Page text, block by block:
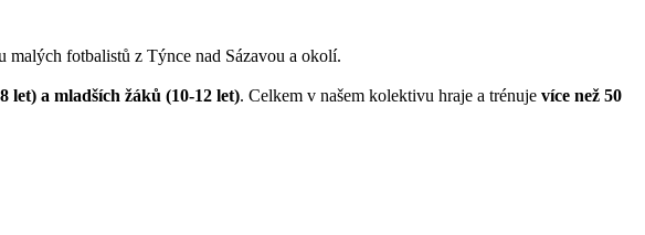
malých fotbalistů z Týnce nad Sázavou a okolí.
a mladších žáků (10-12 let). Celkem v našem kolektivu hraje a trénuje více než 50